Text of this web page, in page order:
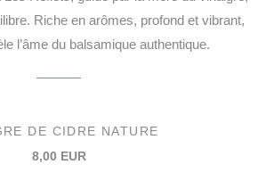
Riche en arômes, profond et vibrant,
l’âme du balsamique authentique.
DE CIDRE NATURE
8,00 EUR